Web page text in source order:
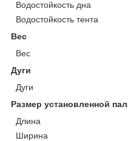
Водостойкость дна
Водостойкость тента
Вес
Вес
Дуги
Дуги
Размер установленной
Длина
Ширина